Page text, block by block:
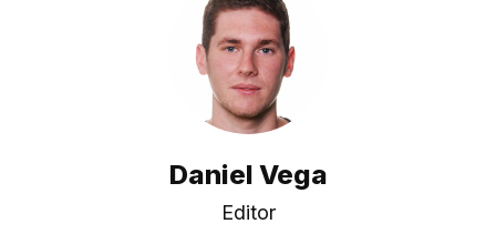
Daniel Vega
Editor